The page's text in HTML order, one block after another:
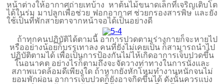
หน้าต่างให้อากาศถ่ายเทบ้าง หาต้นไม้ขนาดเล็กที่เจริญเติบโต
ได้ในร่ม มาปลูกเพื่อช่วย ฟอกอากาศ ช่วยกรองสารพิษ และยัง
ใช้เป็นที่พักสายตาจากหน้าจอได้เป็นอย่างดี
ถ้าทุกคนปฏิบัติได้ตามนี้ อาการปวดตามร่างกายก็จะหายไป
หรืออย่างน้อยก็บรรเทาลง คนที่ยังไม่เคยเป็น ก็สามารถนำไป
ปฏิบัติตามได้ เพื่อเป็นการป้องกันไม่ไห้เกิดอาการเจ็บปวดขึ้น
ในอนาคต อย่างไรก็ตามถึงจะจัดวางท่าทางในการนั่งและ
สภาพแวดล้อมดีเพียงใด ถ้าหากยังหักโหมทำงานหนักจนไม่
ยอมพักผ่อน อาการเจ็บปวดก็ยังอาจกิดขึ้นได้ ดังนั้นควรแบ่ง